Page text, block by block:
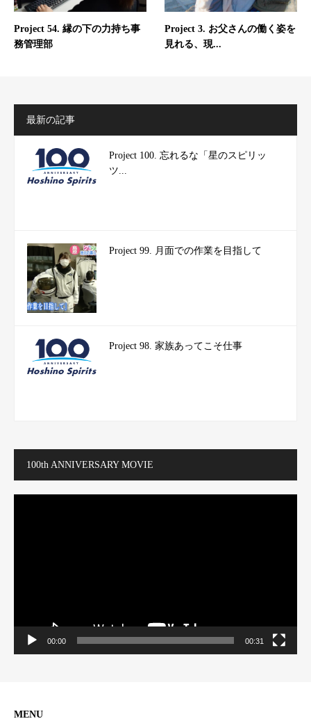
Project 54. 縁の下の力持ち事
務管理部
Project 3. お父さんの働く姿を
見れる、現...
最新の記事
Project 100. 忘れるな「星のスピリッ
ツ...
Project 99. 月面での作業を目指して
Project 98. 家族あってこそ仕事
100th ANNIVERSARY MOVIE
00:00 00:31
MENU